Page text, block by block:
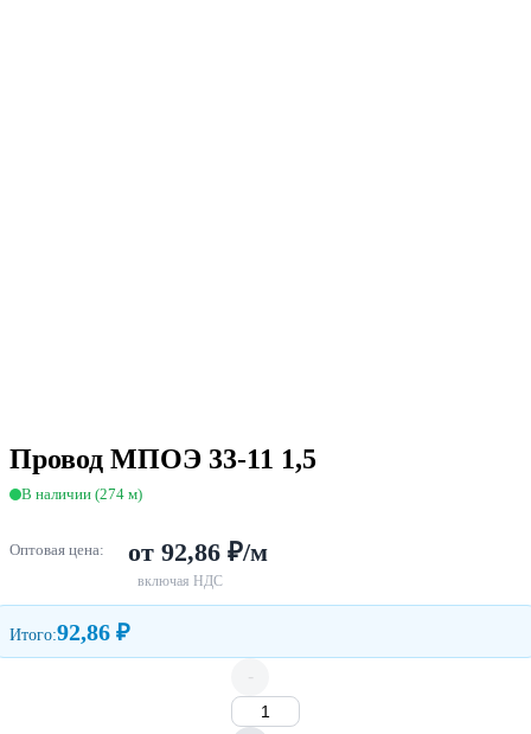
Провод МПОЭ 33-11 1,5
В наличии (274 м)
Оптовая цена: от 92,86 ₽/м
включая НДС
Итого:92,86 ₽
-